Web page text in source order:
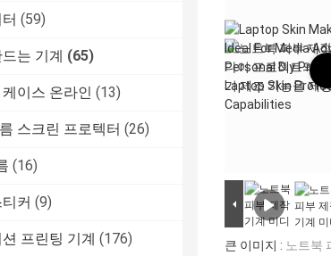
(59)
는 기계 (65)
이스 온라인 (13)
스크린 프로텍터 (26)
(16)
커 (9)
프린팅 기계 (176) 큰 이미지 : 노트북